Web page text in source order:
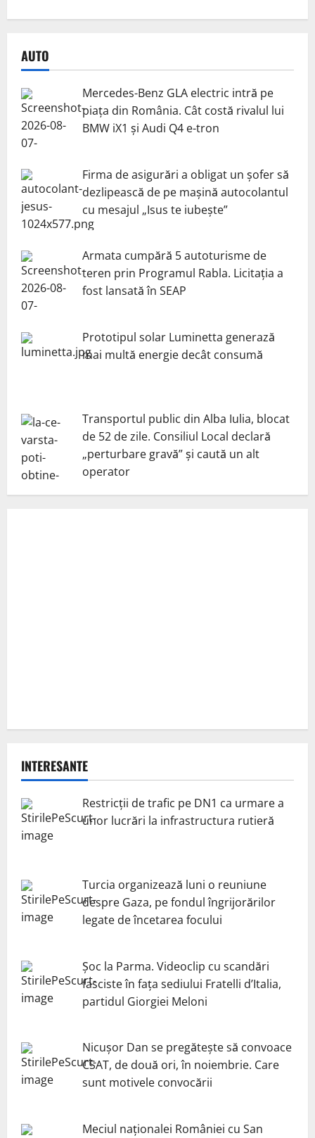
AUTO
Mercedes-Benz GLA electric intră pe
piața din România. Cât costă rivalul lui
BMW iX1 și Audi Q4 e-tron
Firma de asigurări a obligat un șofer să
dezlipească de pe mașină autocolantul
cu mesajul „Isus te iubește”
Armata cumpără 5 autoturisme de
teren prin Programul Rabla. Licitația a
fost lansată în SEAP
Prototipul solar Luminetta generază
mai multă energie decât consumă
Transportul public din Alba Iulia, blocat
de 52 de zile. Consiliul Local declară
„perturbare gravă” și caută un alt
operator
INTERESANTE
Restricții de trafic pe DN1 ca urmare a
unor lucrări la infrastructura rutieră
Turcia organizează luni o reuniune
despre Gaza, pe fondul îngrijorărilor
legate de încetarea focului
Șoc la Parma. Videoclip cu scandări
fasciste în fața sediului Fratelli d’Italia,
partidul Giorgiei Meloni
Nicuşor Dan se pregăteşte să convoace
CSAT, de două ori, în noiembrie. Care
sunt motivele convocării
Meciul naționalei României cu San